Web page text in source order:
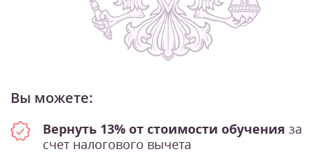
Вы можете:
Вернуть 13% от стоимости обучения за
счет налогового вычета